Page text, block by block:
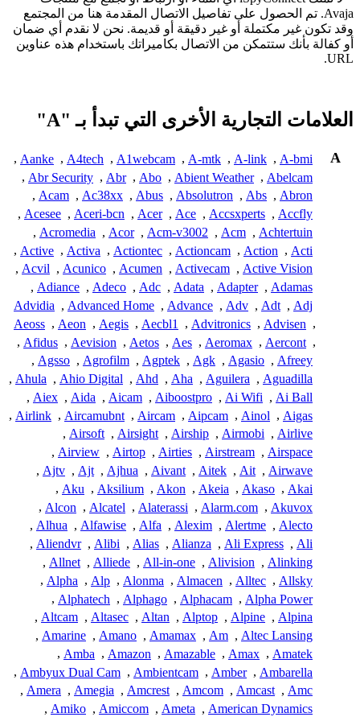
Avaja. تم الحصول على تفاصيل الاتصال المقدمة هنا من المجتمع
وقد تكون غير مكتملة أو غير دقيقة أو قديمة. نحن لا نقدم أي ضمان
أو كفالة بأنك ستتمكن من الاتصال بكاميراتك باستخدام هذه عناوين
URL.
العلامات التجارية الأخرى التي تبدأ بـ "A"
A
A-bmi
,
A-link
,
A-mtk
,
A1webcam
,
A4tech
,
Aanke
,
Abelcam
,
Abient Weather
,
Abo
,
Abr
,
Abr Security
,
Abron
,
Abs
,
Absolutron
,
Abus
,
Ac38xx
,
Acam
,
Accfly
,
Accsxperts
,
Ace
,
Acer
,
Aceri-bcn
,
Acesee
,
Achtertuin
,
Acm
,
Acm-v3002
,
Acor
,
Acromedia
,
Acti
,
Action
,
Actioncam
,
Actiontec
,
Activa
,
Active
,
Active Vision
,
Activecam
,
Acumen
,
Acunico
,
Acvil
,
Adamas
,
Adapter
,
Adata
,
Adc
,
Adeco
,
Adiance
,
Adj
,
Adt
,
Adv
,
Advance
,
Advanced Home
,
Advidia
,
Advisen
,
Advitronics
,
Aecbl1
,
Aegis
,
Aeon
,
Aeoss
,
Aercont
,
Aeromax
,
Aes
,
Aetos
,
Aevision
,
Afidus
,
Afreey
,
Agasio
,
Agk
,
Agptek
,
Agrofilm
,
Agsso
,
Aguadilla
,
Aguilera
,
Aha
,
Ahd
,
Ahio Digital
,
Ahula
,
Ai Ball
,
Ai Wifi
,
Aiboostpro
,
Aicam
,
Aida
,
Aiex
,
Aigas
,
Ainol
,
Aipcam
,
Aircam
,
Aircamubnt
,
Airlink
,
Airlive
,
Airmobi
,
Airship
,
Airsight
,
Airsoft
,
Airspace
,
Airstream
,
Airties
,
Airtop
,
Airview
,
Airwave
,
Ait
,
Aitek
,
Aivant
,
Ajhua
,
Ajt
,
Ajtv
,
Akai
,
Akaso
,
Akeia
,
Akon
,
Aksilium
,
Aku
,
Akuvox
,
Alarm.com
,
Alaterassi
,
Alcatel
,
Alcon
,
Alecto
,
Alertme
,
Alexim
,
Alfa
,
Alfawise
,
Alhua
,
Ali
,
Ali Express
,
Alianza
,
Alias
,
Alibi
,
Aliendvr
,
Alinking
,
Alivision
,
All-in-one
,
Alliede
,
Allnet
,
Allsky
,
Alltec
,
Almacen
,
Alonma
,
Alp
,
Alpha
,
Alpha Power
,
Alphacam
,
Alphago
,
Alphatech
,
Alpina
,
Alpine
,
Alptop
,
Altan
,
Altasec
,
Altcam
,
Altec Lansing
,
Am
,
Amamax
,
Amano
,
Amarine
,
Amatek
,
Amax
,
Amazable
,
Amazon
,
Amba
,
Ambarella
,
Amber
,
Ambientcam
,
Ambyux Dual Cam
,
Amc
,
Amcast
,
Amcom
,
Amcrest
,
Amegia
,
Amera
,
American Dynamics
,
Ameta
,
Amiccom
,
Amiko
,